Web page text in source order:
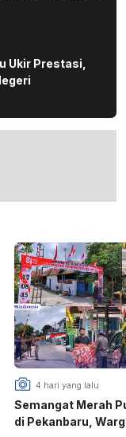
Ukir Prestasi,
4 hari yang lalu
Semangat Merah
di Pekanbaru,